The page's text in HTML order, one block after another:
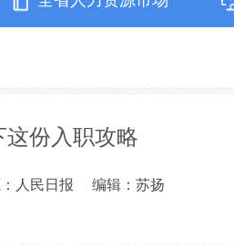
这份入职攻略
人民日报 编辑：苏扬